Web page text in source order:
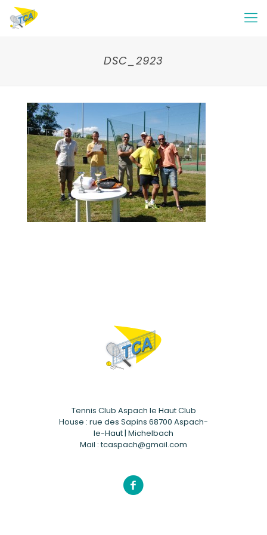
DSC_2923
Tennis Club Aspach le Haut Club
House : rue des Sapins 68700 Aspach-
le-Haut | Michelbach
Mail : tcaspach@gmail.com